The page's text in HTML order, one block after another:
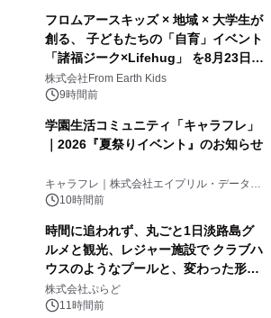
フロムアースキッズ × 地域 × 大学生が
創る、 子どもたちの「自育」イベント
「諸福ジーク×Lifehug」 を8月23日
(日)開催
株式会社From Earth Kids
9時間前
学園生活コミュニティ「キャラフレ」
｜2026『夏祭りイベント』のお知らせ
キャラフレ｜株式会社エイプリル・データ・
デザインズ
10時間前
時間に追われず、丸ごと1日淡路島グ
ルメと観光、レジャー施設で クラブハ
ウスのようなプールと、変わった形の
サウナも 「THE BOXY AWAJI」のお
得な素泊まり連泊プランで
株式会社ぷらど
11時間前